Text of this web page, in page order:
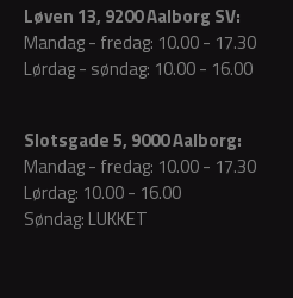
Løven 13, 9200 Aalborg SV:
Mandag - fredag: 10.00 - 17.30
Lørdag - søndag: 10.00 - 16.00
Slotsgade 5, 9000 Aalborg:
Mandag - fredag: 10.00 - 17.30
Lørdag: 10.00 - 16.00
Søndag: LUKKET